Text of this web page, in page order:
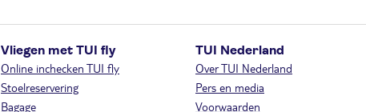
Vliegen met TUI fly
Online inchecken TUI fly
Stoelreservering
Bagage
TUI Nederland
Over TUI Nederland
Pers en media
Voorwaarden